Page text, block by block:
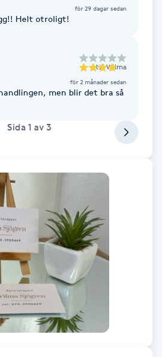
för 29 dagar sedan
Helt otroligt!
till Wilma
för 2 månader sedan
men blir det bra så
Sida 1 av 3